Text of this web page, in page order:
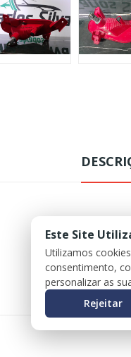
Este Site
Utilizamos
consentimento,
personalizar as
Rejeitar